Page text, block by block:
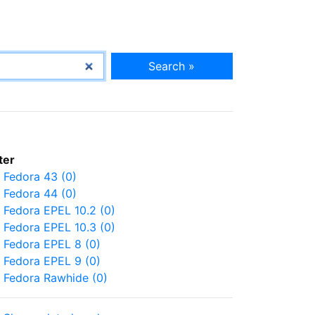
Search »
Fedora 43 (0)
Fedora 44 (0)
Fedora EPEL 10.2 (0)
Fedora EPEL 10.3 (0)
Fedora EPEL 8 (0)
Fedora EPEL 9 (0)
Fedora Rawhide (0)